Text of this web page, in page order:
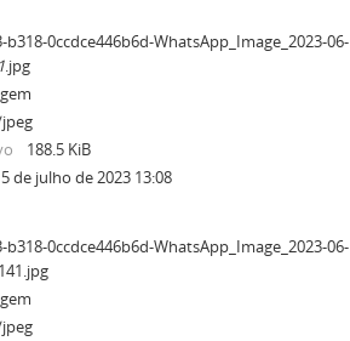
b318-0ccdce446b6d-WhatsApp_Image_2023-06-
1.jpg
188.5 KiB
5 de julho de 2023 13:08
b318-0ccdce446b6d-WhatsApp_Image_2023-06-
141.jpg